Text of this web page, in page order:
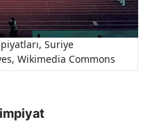
Suriye
Wikimedia Commons